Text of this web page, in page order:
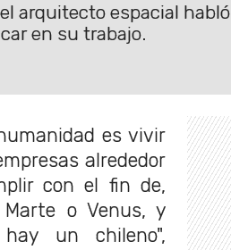
arquitecto espacial habló
en su trabajo.
es vivir
alrededor
con el fin de,
o Venus, y
un chileno",